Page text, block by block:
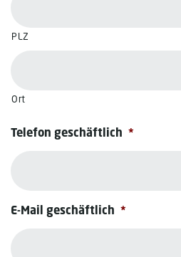
PLZ
Ort
Telefon geschäftlich *
E-Mail geschäftlich *